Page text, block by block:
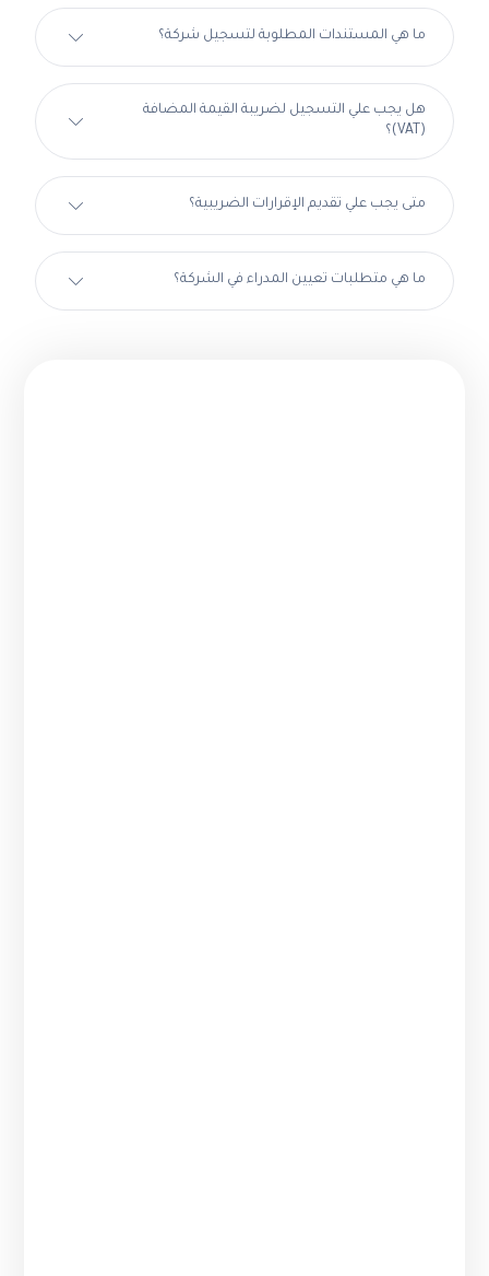
ما هي المستندات المطلوبة لتسجيل شركة؟
هل يجب علي التسجيل لضريبة القيمة المضافة
(VAT)؟
متى يجب علي تقديم الإقرارات الضريبية؟
ما هي متطلبات تعيين المدراء في الشركة؟